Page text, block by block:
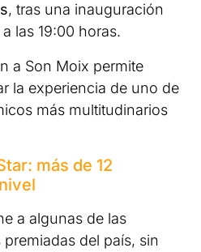
, tras una inauguración
las 19:00 horas.
a Son Moix permite
la experiencia de uno de
más multitudinarios
más de 12
a algunas de las
del país, sin